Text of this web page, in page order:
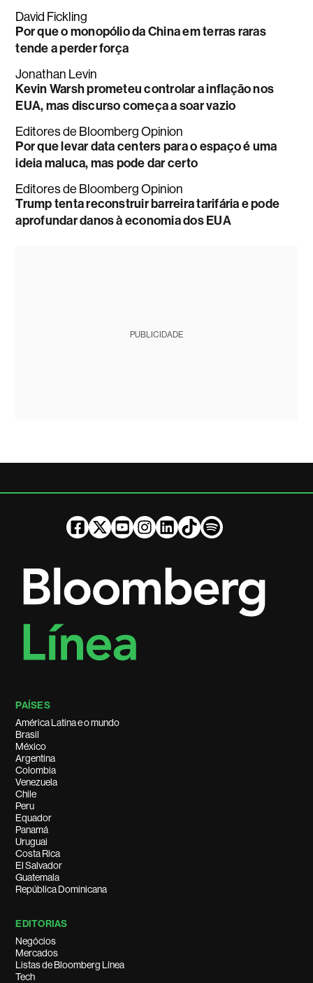
David Fickling
Por que o monopólio da China em terras raras
tende a perder força
Jonathan Levin
Kevin Warsh prometeu controlar a inflação nos
EUA, mas discurso começa a soar vazio
Editores de Bloomberg Opinion
Por que levar data centers para o espaço é uma
ideia maluca, mas pode dar certo
Editores de Bloomberg Opinion
Trump tenta reconstruir barreira tarifária e pode
aprofundar danos à economia dos EUA
PUBLICIDADE
PAÍSES
América Latina e o mundo
Brasil
México
Argentina
Colombia
Venezuela
Chile
Peru
Equador
Panamá
Uruguai
Costa Rica
El Salvador
Guatemala
República Dominicana
EDITORIAS
Negócios
Mercados
Listas de Bloomberg Línea
Tech